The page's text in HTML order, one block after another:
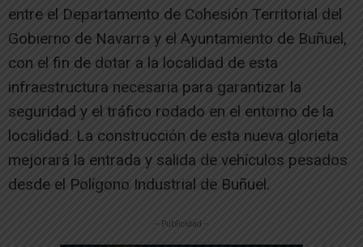
entre el Departamento de Cohesión Territorial del
Gobierno de Navarra y el Ayuntamiento de Buñuel,
con el fin de dotar a la localidad de esta
infraestructura necesaria para garantizar la
seguridad y el tráfico rodado en el entorno de la
localidad. La construcción de esta nueva glorieta
mejorará la entrada y salida de vehículos pesados
desde el Polígono Industrial de Buñuel.
-- Publicidad --